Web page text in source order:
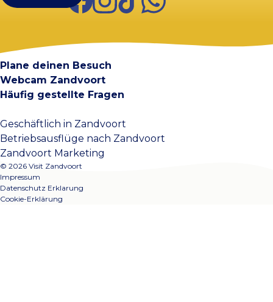
Plane deinen Besuch
Webcam Zandvoort
Häufig gestellte Fragen
Geschäftlich in Zandvoort
Betriebsausflüge nach Zandvoort
Zandvoort Marketing
© 2026 Visit Zandvoort
Impressum
Datenschutz Erklarung
Cookie-Erklärung